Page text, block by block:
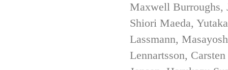
Maxwell Burroughs,
Shiori Maeda,
Lassmann,
Lennartsson,